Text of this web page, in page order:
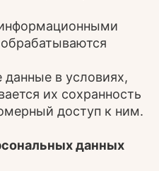
данные в условиях,
их сохранность
доступ к ним.
данных